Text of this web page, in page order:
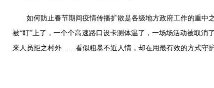
如何防止春节期间疫情传播扩散是各级地方政府工作的重
被“盯”上了，一个个高速路口设卡测体温了，一场场活动被取
来人员拒之村外……看似粗暴不近人情，却在用最有效的方式守